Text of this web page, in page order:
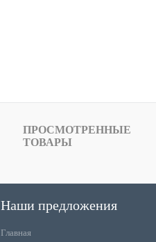
ПРОСМОТРЕННЫЕ
ТОВАРЫ
Наши предложения
Главная